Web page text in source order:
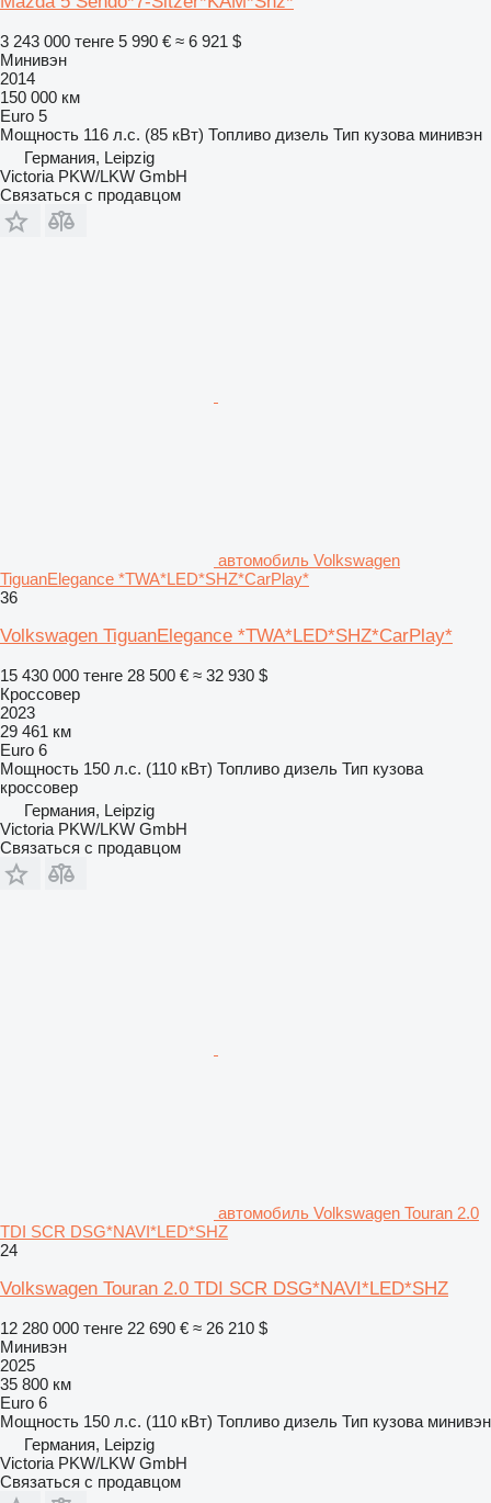
3 243 000 тенге 5 990 € ≈ 6 921 $
Минивэн
2014
150 000 км
Euro 5
Мощность 116 л.с. (85 кВт) Топливо дизель Тип кузова минивэн
Германия, Leipzig
Victoria PKW/LKW GmbH
Связаться с продавцом
автомобиль Volkswagen
TiguanElegance *TWA*LED*SHZ*CarPlay*
36
Volkswagen TiguanElegance *TWA*LED*SHZ*CarPlay*
15 430 000 тенге 28 500 € ≈ 32 930 $
Кроссовер
2023
29 461 км
Euro 6
Мощность 150 л.с. (110 кВт) Топливо дизель Тип кузова
кроссовер
Германия, Leipzig
Victoria PKW/LKW GmbH
Связаться с продавцом
автомобиль Volkswagen Touran 2.0
TDI SCR DSG*NAVI*LED*SHZ
24
Volkswagen Touran 2.0 TDI SCR DSG*NAVI*LED*SHZ
12 280 000 тенге 22 690 € ≈ 26 210 $
Минивэн
2025
35 800 км
Euro 6
Мощность 150 л.с. (110 кВт) Топливо дизель Тип кузова минивэн
Германия, Leipzig
Victoria PKW/LKW GmbH
Связаться с продавцом